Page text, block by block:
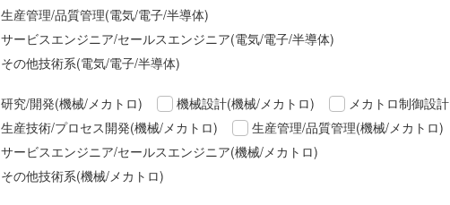
生産管理/品質管理(電気/電子/半導体)
サービスエンジニア/セールスエンジニア(電気/電子/半導体)
その他技術系(電気/電子/半導体)
研究/開発(機械/メカトロ) 機械設計(機械/メカトロ)
メカトロ制御設計
生産技術/プロセス開発(機械/メカトロ)
生産管理/品質管理(機械/メカトロ)
サービスエンジニア/セールスエンジニア(機械/メカトロ)
その他技術系(機械/メカトロ)